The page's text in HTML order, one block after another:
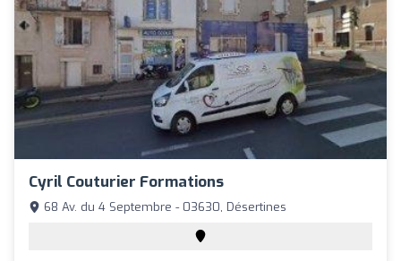
Cyril Couturier Formations
68 Av. du 4 Septembre - 03630, Désertines